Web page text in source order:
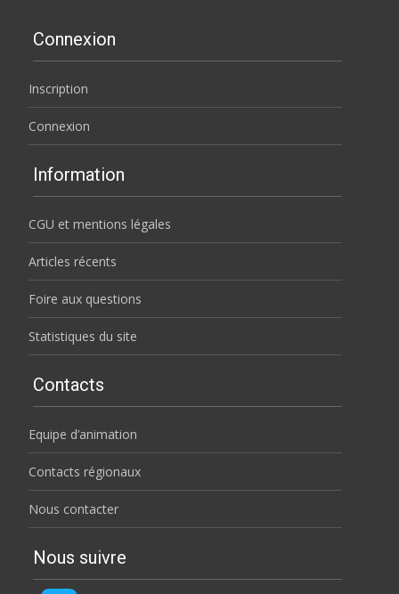
Connexion
Inscription
Connexion
Information
CGU et mentions légales
Articles récents
Foire aux questions
Statistiques du site
Contacts
Equipe d’animation
Contacts régionaux
Nous contacter
Nous suivre